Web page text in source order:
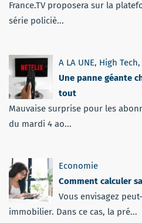
France.TV proposera sur la
série policiè...
A LA UNE, High Tech,
Une panne géante
tout
Mauvaise surprise pour les
du mardi 4 ao...
Economie
Comment calculer
Vous envisagez
immobilier. Dans ce cas, la pré...